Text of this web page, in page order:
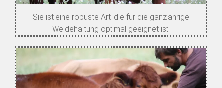
Sie ist eine robuste Art, die für die ganzjährige
Weidehaltung optimal geeignet ist.